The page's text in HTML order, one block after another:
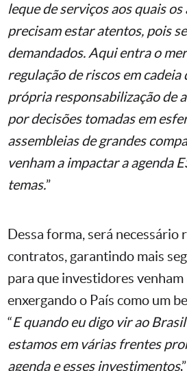
leque de serviços aos quais os
precisam estar atentos, pois
demandados. Aqui entra o
regulação de riscos em cadeia
própria responsabilização de
por decisões tomadas em
assembleias de grandes
venham a impactar a agenda
temas.”
Dessa forma, será necessário
contratos, garantindo mais
para que investidores
enxergando o País como um
“E quando eu digo vir ao
estamos em várias frentes
agenda e esses investimentos.”